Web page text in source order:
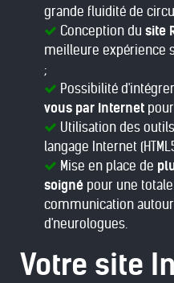
grande fluidité de
Conception du site
meilleure expérience
;
Possibilité
vous par Internet
Utilisation des
langage Internet
Mise en place de
soigné pour une totale
communication
d'neurologues.
Votre site